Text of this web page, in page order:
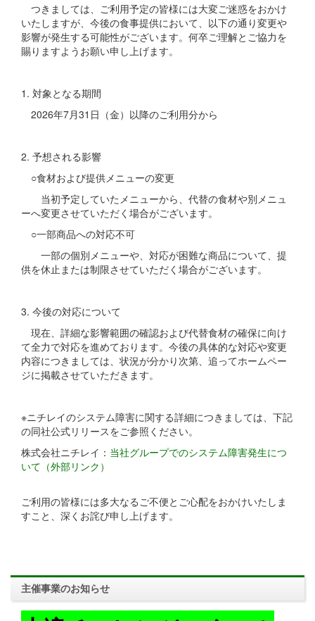
つきましては、ご利用予定の皆様には大変ご迷惑をおかけ
いたしますが、今後の食事提供において、以下の通り変更や
影響が発生する可能性がございます。何卒ご理解とご協力を
賜りますようお願い申し上げます。
1. 対象となる期間
2026年7月31日（金）以降のご利用分から
2. 予想される影響
○食材および提供メニューの変更
当初予定していたメニューから、代替の食材や別メニュ
ーへ変更させていただく場合がございます。
○一部商品への対応不可
一部の個別メニューや、対応が困難な商品について、提
供を休止または制限させていただく場合がございます。
3. 今後の対応について
現在、詳細な影響範囲の確認および代替食材の確保に向け
て全力で対応を進めております。今後の具体的な対応や変更
内容につきましては、状況が分かり次第、追ってホームペー
ジに掲載させていただきます。
※ニチレイのシステム障害に関する詳細につきましては、下記
の同社公式リリースをご参照ください。
株式会社ニチレイ： 当社グループでのシステム障害発生につ
いて（外部リンク）
ご利用の皆様には多大なるご不便とご心配をおかけいたしま
すこと、深くお詫び申し上げます。
主催事業のお知らせ